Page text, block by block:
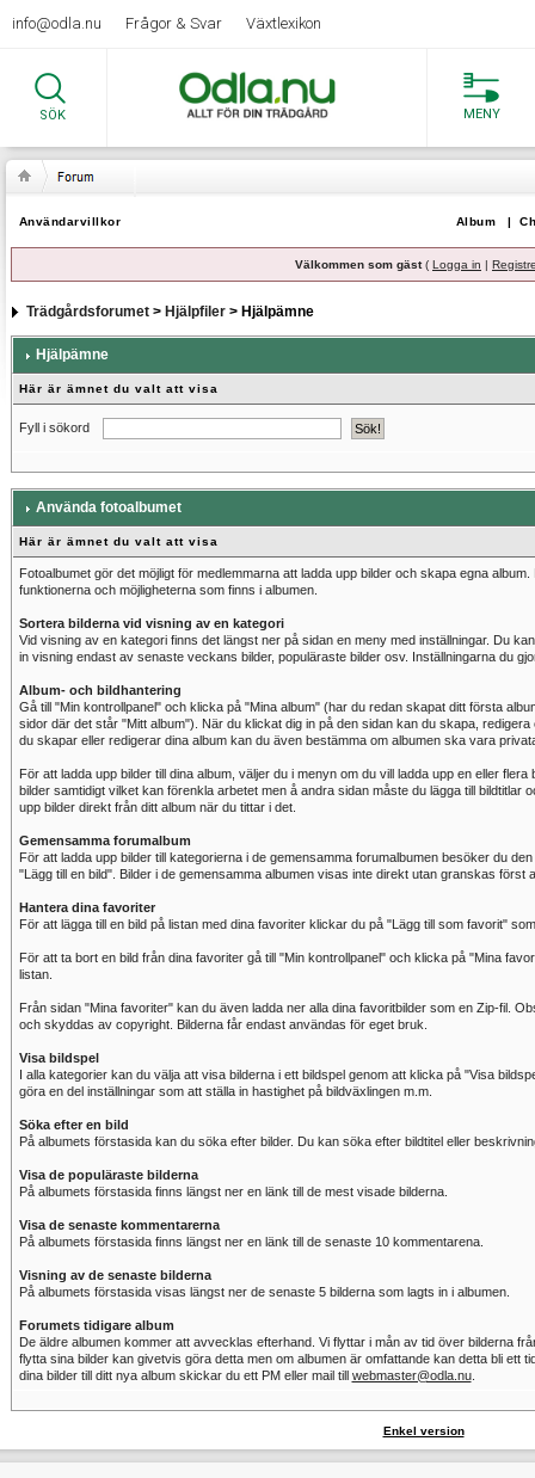
info@odla.nu Frågor & Svar Växtlexikon
SÖK MENY
Användarvillkor Album |
Välkommen som gäst( Logga in |
Trädgårdsforumet> Hjälpfiler> Hjälpämne
Hjälpämne
Här är ämnet du valt att visa
Fyll i sökord
Använda fotoalbumet
Här är ämnet du valt att visa
Fotoalbumet gör det möjligt för medlemmarna att ladda upp bilder och skapa egna
funktionerna och möjligheterna som finns i albumen.
Sortera bilderna vid visning av en kategori
Vid visning av en kategori finns det längst ner på sidan en meny med inställningar. Du
in visning endast av senaste veckans bilder, populäraste bilder osv. Inställningarna du
Album- och bildhantering
Gå till "Min kontrollpanel" och klicka på "Mina album" (har du redan skapat ditt första
sidor där det står "Mitt album"). När du klickat dig in på den sidan kan du skapa,
du skapar eller redigerar dina album kan du även bestämma om albumen ska vara
För att ladda upp bilder till dina album, väljer du i menyn om du vill ladda upp en eller
bilder samtidigt vilket kan förenkla arbetet men å andra sidan måste du lägga till bildtitlar
upp bilder direkt från ditt album när du tittar i det.
Gemensamma forumalbum
För att ladda upp bilder till kategorierna i de gemensamma forumalbumen besöker du
"Lägg till en bild". Bilder i de gemensamma albumen visas inte direkt utan granskas först
Hantera dina favoriter
För att lägga till en bild på listan med dina favoriter klickar du på "Lägg till som favorit"
För att ta bort en bild från dina favoriter gå till "Min kontrollpanel" och klicka på "Mina
listan.
Från sidan "Mina favoriter" kan du även ladda ner alla dina favoritbilder som en Zip-fil.
och skyddas av copyright. Bilderna får endast användas för eget bruk.
Visa bildspel
I alla kategorier kan du välja att visa bilderna i ett bildspel genom att klicka på "Visa
göra en del inställningar som att ställa in hastighet på bildväxlingen m.m.
Söka efter en bild
På albumets förstasida kan du söka efter bilder. Du kan söka efter bildtitel eller
Visa de populäraste bilderna
På albumets förstasida finns längst ner en länk till de mest visade bilderna.
Visa de senaste kommentarerna
På albumets förstasida finns längst ner en länk till de senaste 10 kommentarena.
Visning av de senaste bilderna
På albumets förstasida visas längst ner de senaste 5 bilderna som lagts in i albumen.
Forumets tidigare album
De äldre albumen kommer att avvecklas efterhand. Vi flyttar i mån av tid över bilderna
flytta sina bilder kan givetvis göra detta men om albumen är omfattande kan detta bli ett
dina bilder till ditt nya album skickar du ett PM eller mail till webmaster@odla.nu.
Enkel version